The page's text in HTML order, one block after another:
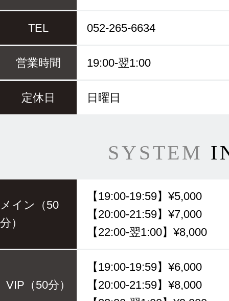
TEL 052-265-6634
営業時間 19:00-翌1:00
定休日 日曜日
SYSTEM
メイン（50
分）
【19:00-19:59】¥5,000
【20:00-21:59】¥7,000
【22:00-翌1:00】¥8,000
VIP（50分）
【19:00-19:59】¥6,000
【20:00-21:59】¥8,000